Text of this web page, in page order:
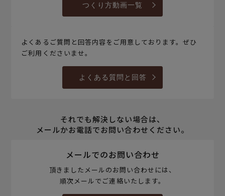
つくり方動画一覧
よくあるご質問と回答内容をご用意しております。ぜひ
ご利用くださいませ。
よくある質問と回答
それでも解決しない場合は、
メールかお電話でお問い合わせください。
メールでのお問い合わせ
頂きましたメールのお問い合わせには、
順次メールでご連絡いたします。